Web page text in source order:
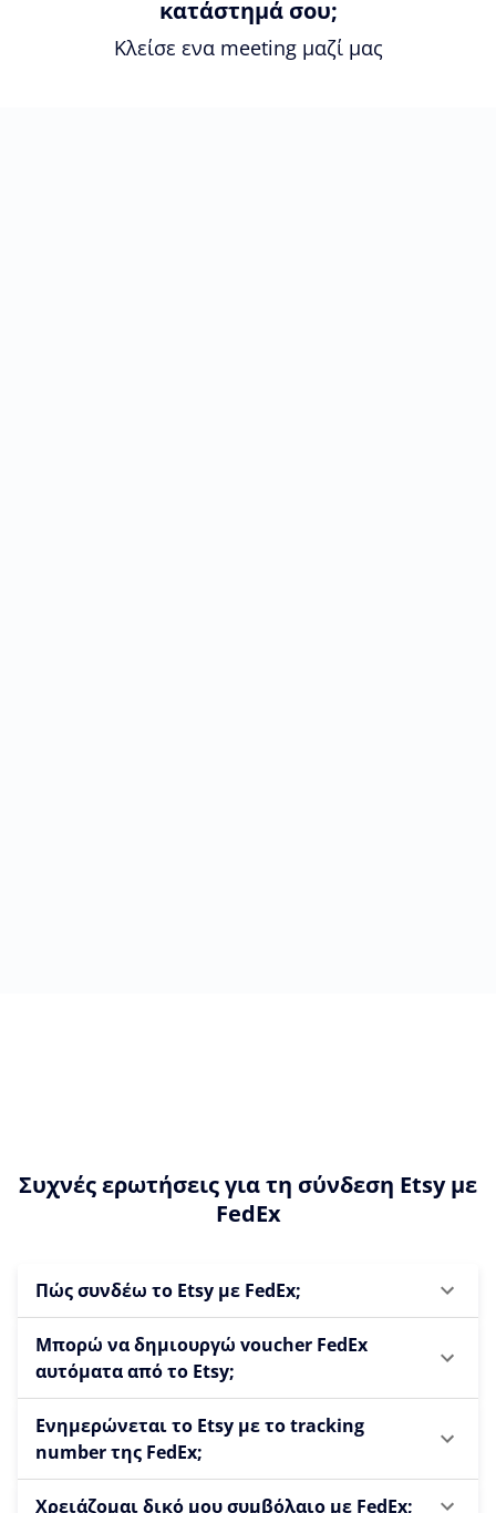
κατάστημά σου;
Κλείσε ενα meeting μαζί μας
Συχνές ερωτήσεις για τη σύνδεση Etsy με
FedEx
Πώς συνδέω το Etsy με FedEx;
Μπορώ να δημιουργώ voucher FedEx
αυτόματα από το Etsy;
Ενημερώνεται το Etsy με το tracking
number της FedEx;
Χρειάζομαι δικό μου συμβόλαιο με FedEx;